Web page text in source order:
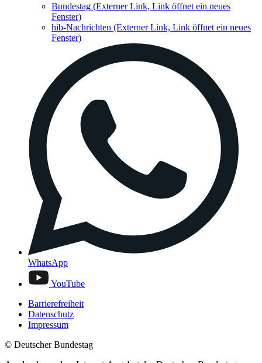
Bundestag (Externer Link, Link öffnet ein neues
Fenster)
hib-Nachrichten (Externer Link, Link öffnet ein neues
Fenster)
WhatsApp
YouTube
Barrierefreiheit
Datenschutz
Impressum
© Deutscher Bundestag